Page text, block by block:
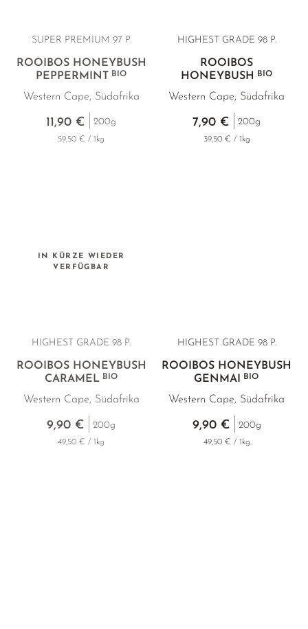
SUPER PREMIUM 97 P.
ROOIBOS HONEYBUSH
PEPPERMINT BIO
Western Cape, Südafrika
11,90 € 200g
59,50 € / 1kg
HIGHEST GRADE 98 P.
ROOIBOS
HONEYBUSH
BIO
Western Cape, Südafrika
7,90 € 200g
39,50 € / 1kg
IN KÜRZE WIEDER
VERFÜGBAR
HIGHEST GRADE98 P.
ROOIBOS HONEYBUSH
CARAMEL BIO
Western Cape, Südafrika
9,90 € 200g
49,50 € / 1kg
HIGHEST GRADE 98 P.
ROOIBOS HONEYBUSH
GENMAIBIO
Western Cape, Südafrika
9,90 € 200g
49,50 € / 1kg